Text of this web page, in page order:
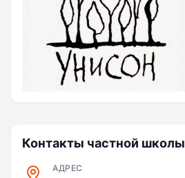
Контакты частной школы
АДРЕС